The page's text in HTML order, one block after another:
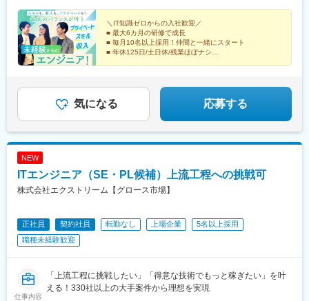
北朝霞駅、東川口駅、蕨駅、西川口駅、さいたま新都心駅、所沢
駅、北浦和駅、志木駅、草加駅、上尾駅、朝霞駅、戸田公園駅、
春日部駅、ふじみ野駅、越谷レイクタウン駅、獨協大学前駅、八
潮駅、横浜駅、武蔵小杉駅、藤沢駅、川崎駅、新横浜駅、登戸
駅、戸塚駅、海老名駅(相鉄・小田急)、日吉駅(神奈川県)、中山駅
口駅、あざみ野駅、上大岡駅、中央林間駅、桜木町駅、菊名駅、
小田原駅、湘南台駅、京急川崎駅、平塚駅、鎌倉駅、茅ケ崎駅、
なとみらい駅、都庁前駅、相模原駅、越谷駅、中野坂上駅、大崎
駅、銀座駅、六本木駅、錦糸町駅、乃木坂駅、三軒茶屋駅、荻窪
駅、狛江駅、小平駅、東村山駅、田無駅、東久留米駅、東大和市
駅、上北台駅、昭島駅、日野駅(東京都)、京王多摩センター駅、稲
南浦和駅、東浦和駅、東大宮駅、岩槻駅、加茂宮駅、西大宮駅、
三郷駅(埼玉県)、吉川駅、上福岡駅、柳瀬川駅、桶川駅、北本駅、
＼IT知識ゼロからの入社歓迎／
■ 最大6カ月の研修で成長
■ 毎月10名以上採用！仲間と一緒にスタート
■ 年休125日/土日休/残業ほぼナシ
気になる 応募する
NEW
ITエンジニア（SE・PL候補）上流工程への挑戦可
株式会社エクストリーム【グロース市場】
正社員 契約社員 転勤なし 上場企業
5名以上採用
職種未経験歓迎
仕事内容
「上流工程に挑戦したい」「得意な技術でもっと稼ぎたい」を叶
える！330社以上の大手案件から理想を実現